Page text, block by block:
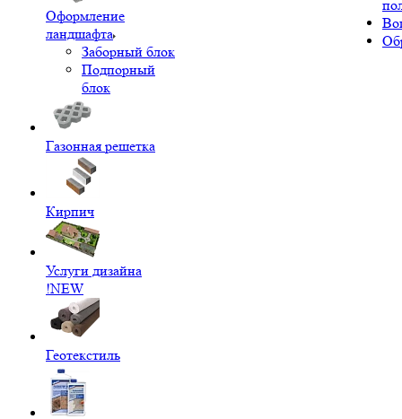
Оформление
ландшафта
Заборный блок
Подпорный
блок
Газонная решетка
Кирпич
Услуги дизайна
!NEW
Геотекстиль